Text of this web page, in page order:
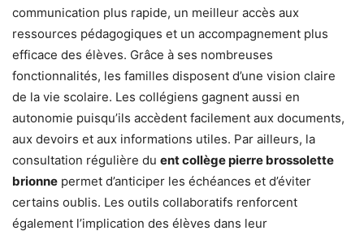
communication plus rapide, un meilleur accès aux
ressources pédagogiques et un accompagnement plus
efficace des élèves. Grâce à ses nombreuses
fonctionnalités, les familles disposent d’une vision claire
de la vie scolaire. Les collégiens gagnent aussi en
autonomie puisqu’ils accèdent facilement aux documents,
aux devoirs et aux informations utiles. Par ailleurs, la
consultation régulière du ent collège pierre brossolette
brionne permet d’anticiper les échéances et d’éviter
certains oublis. Les outils collaboratifs renforcent
également l’implication des élèves dans leur